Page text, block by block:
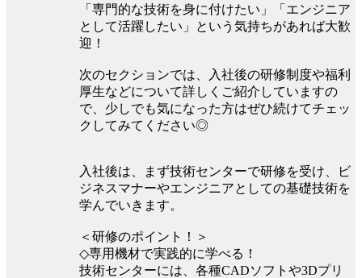
「専門的な技術を身に付けたい」「エンジニア
として活躍したい」という気持ちがあれば大歓
迎！
次のセクションでは、入社後の研修制度や福利
厚生などについて詳しくご紹介していますの
で、少しでも気になった方はぜひ続けてチェッ
クしてみてください◎
入社後は、まず技術センターで研修を受け、ビ
ジネスマナーやエンジニアとしての基礎技術を
学んでいきます。
＜研修のポイント！＞
◇専用機材で実践的に学べる！
技術センターには、各種CADソフトや3Dプリ